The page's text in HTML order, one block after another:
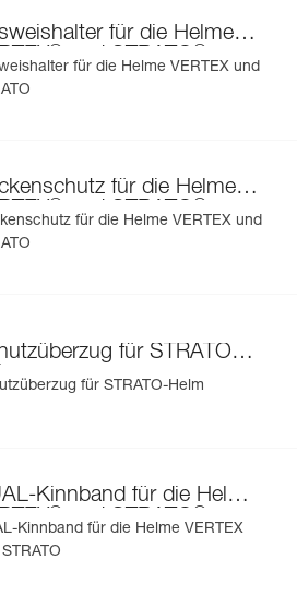
Sie problemlos die Daten
Bestände.
eines Produkts ab dem
für die Helme
und STRATO
für die Helme VERTEX und
für die Helme
und STRATO
für die Helme VERTEX und
für STRATO
-
für STRATO-Helm
Kinnband für die Helme
und STRATO
Kinnband für die Helme VERTEX